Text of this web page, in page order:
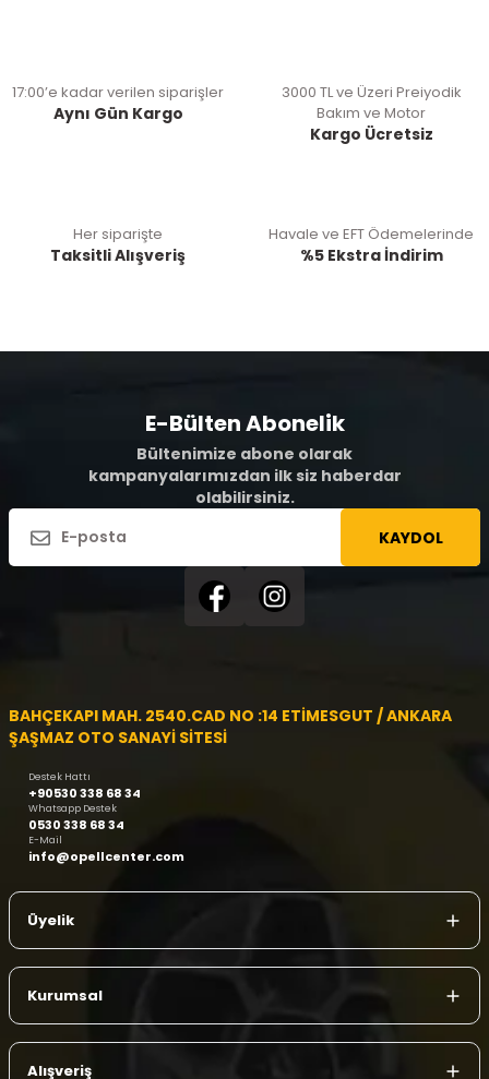
17:00’e kadar verilen siparişler
Aynı Gün Kargo
3000 TL ve Üzeri Preiyodik
Bakım ve Motor
Kargo Ücretsiz
Her siparişte
Taksitli Alışveriş
Havale ve EFT Ödemelerinde
%5 Ekstra İndirim
E-Bülten Abonelik
Bültenimize abone olarak
kampanyalarımızdan ilk siz haberdar
olabilirsiniz.
KAYDOL
BAHÇEKAPI MAH. 2540.CAD NO :14 ETİMESGUT / ANKARA
ŞAŞMAZ OTO SANAYİ SİTESİ
Destek Hattı
+90530 338 68 34
Whatsapp Destek
0530 338 68 34
E-Mail
info@opellcenter.com
Üyelik
Kurumsal
Alışveriş